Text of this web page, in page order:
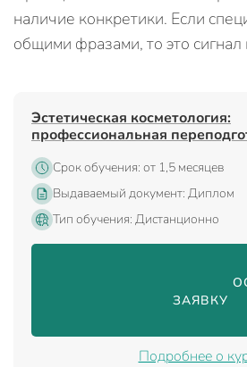
наличие конкретики. Если
общими фразами, то это сигнал
Эстетическая косметология:
профессиональная
Срок обучения: от 1,5 месяцев
Выдаваемый документ: Диплом
Тип обучения: Дистанционно
ЗАЯВКУ
Подробнее о